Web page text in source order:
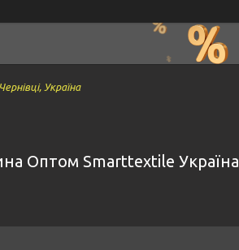
Україна
Оптом Smarttextile Україна